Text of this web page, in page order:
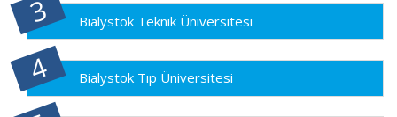
Bialystok Teknik Üniversitesi
Bialystok Tıp Üniversitesi